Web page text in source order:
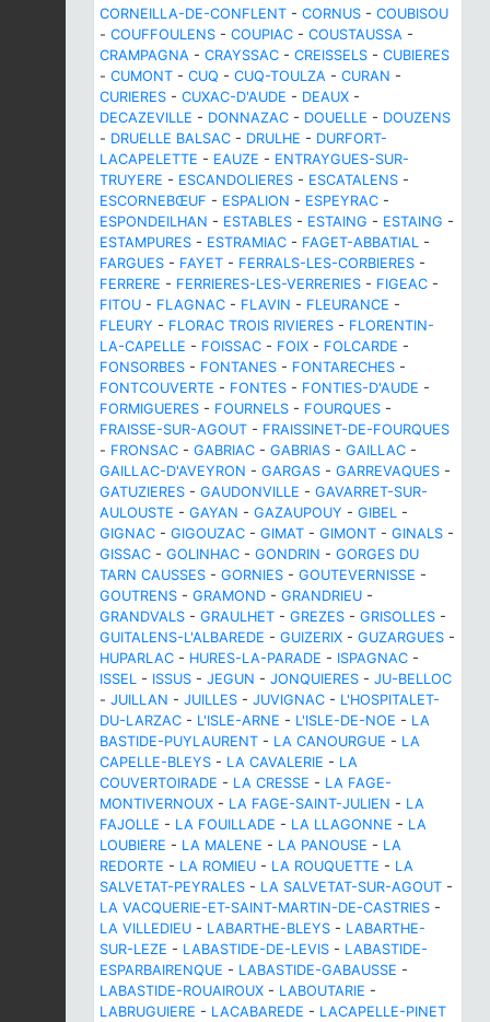
CORNEILLA-DE-CONFLENT - CORNUS - COUBISOU
- COUFFOULENS - COUPIAC - COUSTAUSSA -
CRAMPAGNA - CRAYSSAC - CREISSELS - CUBIERES
- CUMONT - CUQ - CUQ-TOULZA - CURAN -
CURIERES - CUXAC-D'AUDE - DEAUX -
DECAZEVILLE - DONNAZAC - DOUELLE - DOUZENS
- DRUELLE BALSAC - DRULHE - DURFORT-
LACAPELETTE - EAUZE - ENTRAYGUES-SUR-
TRUYERE - ESCANDOLIERES - ESCATALENS -
ESCORNEBŒUF - ESPALION - ESPEYRAC -
ESPONDEILHAN - ESTABLES - ESTAING - ESTAING -
ESTAMPURES - ESTRAMIAC - FAGET-ABBATIAL -
FARGUES - FAYET - FERRALS-LES-CORBIERES -
FERRERE - FERRIERES-LES-VERRERIES - FIGEAC -
FITOU - FLAGNAC - FLAVIN - FLEURANCE -
FLEURY - FLORAC TROIS RIVIERES - FLORENTIN-
LA-CAPELLE - FOISSAC - FOIX - FOLCARDE -
FONSORBES - FONTANES - FONTARECHES -
FONTCOUVERTE - FONTES - FONTIES-D'AUDE -
FORMIGUERES - FOURNELS - FOURQUES -
FRAISSE-SUR-AGOUT - FRAISSINET-DE-FOURQUES
- FRONSAC - GABRIAC - GABRIAS - GAILLAC -
GAILLAC-D'AVEYRON - GARGAS - GARREVAQUES -
GATUZIERES - GAUDONVILLE - GAVARRET-SUR-
AULOUSTE - GAYAN - GAZAUPOUY - GIBEL -
GIGNAC - GIGOUZAC - GIMAT - GIMONT - GINALS -
GISSAC - GOLINHAC - GONDRIN - GORGES DU
TARN CAUSSES - GORNIES - GOUTEVERNISSE -
GOUTRENS - GRAMOND - GRANDRIEU -
GRANDVALS - GRAULHET - GREZES - GRISOLLES -
GUITALENS-L'ALBAREDE - GUIZERIX - GUZARGUES -
HUPARLAC - HURES-LA-PARADE - ISPAGNAC -
ISSEL - ISSUS - JEGUN - JONQUIERES - JU-BELLOC
- JUILLAN - JUILLES - JUVIGNAC - L'HOSPITALET-
DU-LARZAC - L'ISLE-ARNE - L'ISLE-DE-NOE - LA
BASTIDE-PUYLAURENT - LA CANOURGUE - LA
CAPELLE-BLEYS - LA CAVALERIE - LA
COUVERTOIRADE - LA CRESSE - LA FAGE-
MONTIVERNOUX - LA FAGE-SAINT-JULIEN - LA
FAJOLLE - LA FOUILLADE - LA LLAGONNE - LA
LOUBIERE - LA MALENE - LA PANOUSE - LA
REDORTE - LA ROMIEU - LA ROUQUETTE - LA
SALVETAT-PEYRALES - LA SALVETAT-SUR-AGOUT -
LA VACQUERIE-ET-SAINT-MARTIN-DE-CASTRIES -
LA VILLEDIEU - LABARTHE-BLEYS - LABARTHE-
SUR-LEZE - LABASTIDE-DE-LEVIS - LABASTIDE-
ESPARBAIRENQUE - LABASTIDE-GABAUSSE -
LABASTIDE-ROUAIROUX - LABOUTARIE -
LABRUGUIERE - LACABAREDE - LACAPELLE-PINET